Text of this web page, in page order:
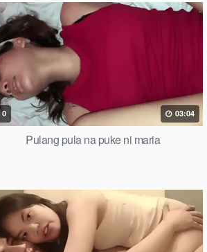
0 03:04
Pulang pula na puke ni maria